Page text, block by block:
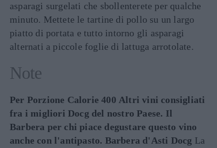
asparagi surgelati che sbollenterete per qualche
minuto. Mettete le tartine di pollo su un largo
piatto di portata e tutto intorno gli asparagi
alternati a piccole foglie di lattuga arrotolate.
Note
Per Porzione Calorie 400 Altri vini consigliati
fra i migliori Docg del nostro Paese. Il
Barbera per chi piace degustare questo vino
anche con l'antipasto. Barbera d'Asti Docg La